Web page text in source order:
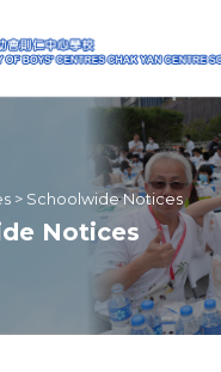
> Schoolwide Notices
Notices